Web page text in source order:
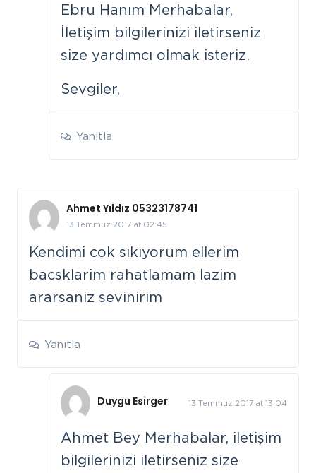
Ebru Hanım Merhabalar,
İletişim bilgilerinizi iletirseniz
size yardımcı olmak isteriz.
Sevgiler,
Yanıtla
Ahmet Yıldız 05323178741
13 Temmuz 2017 at 02:45
Kendimi cok sıkıyorum ellerim
bacsklarim rahatlamam lazim
ararsaniz sevinirim
Yanıtla
Duygu Esirger 13 Temmuz 2017 at 13:04
Ahmet Bey Merhabalar, iletişim
bilgilerinizi iletirseniz size